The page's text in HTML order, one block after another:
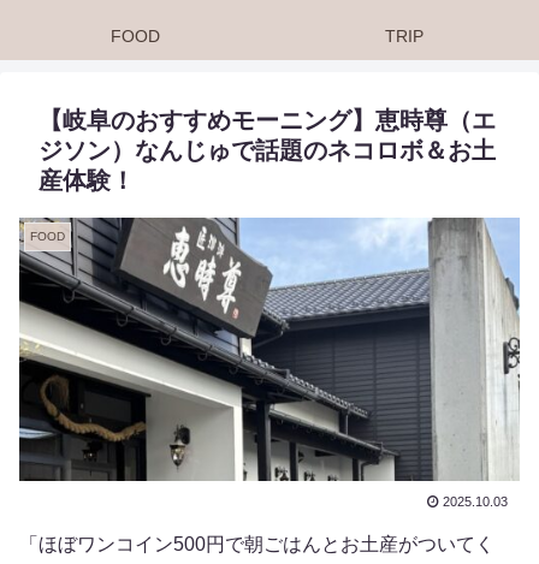
FOOD TRIP
【岐阜のおすすめモーニング】恵時尊（エ
ジソン）なんじゅで話題のネコロボ＆お土
産体験！
FOOD
2025.10.03
「ほぼワンコイン500円で朝ごはんとお土産がついてく